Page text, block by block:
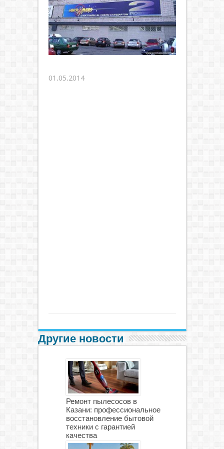
01.05.2014
Другие новости
Ремонт пылесосов в
Казани: профессиональное
восстановление бытовой
техники с гарантией
качества